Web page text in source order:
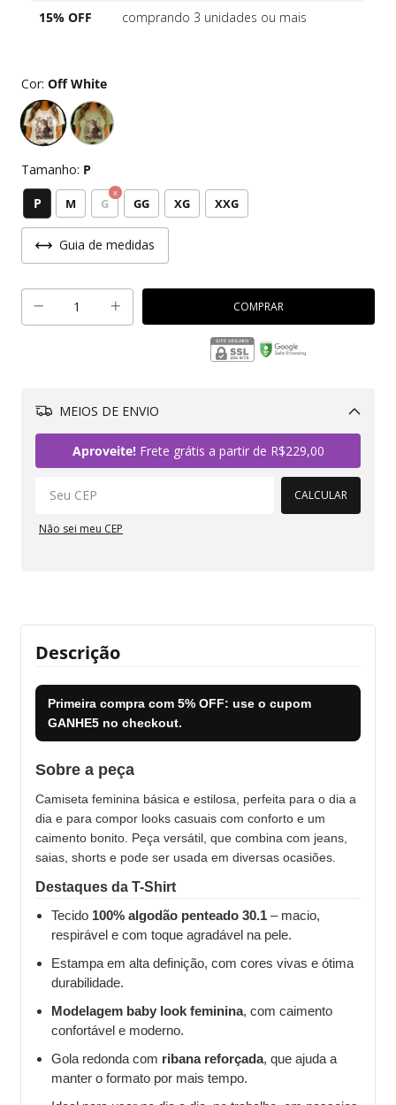
15% OFF
comprando 3 unidades ou mais
Cor: Off White
Tamanho: P
P M G GG XG XXG
Guia de medidas
MEIOS DE ENVIO
Aproveite!Frete grátis a partir de R$229,00
CALCULAR
Não sei meu CEP
Descrição
Primeira compra com 5% OFF: use o cupom
GANHE5 no checkout.
Sobre a peça
Camiseta feminina básica e estilosa, perfeita para o dia a
dia e para compor looks casuais com conforto e um
caimento bonito. Peça versátil, que combina com jeans,
saias, shorts e pode ser usada em diversas ocasiões.
Destaques da T-Shirt
Tecido 100% algodão penteado 30.1 – macio,
respirável e com toque agradável na pele.
Estampa em alta definição, com cores vivas e ótima
durabilidade.
Modelagem baby look feminina, com caimento
confortável e moderno.
Gola redonda com ribana reforçada, que ajuda a
manter o formato por mais tempo.